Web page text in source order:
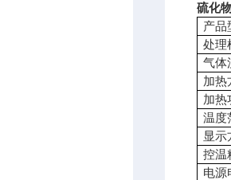
硫化
产品
处理
气体
加热
加热
温度
显示
控温
电源